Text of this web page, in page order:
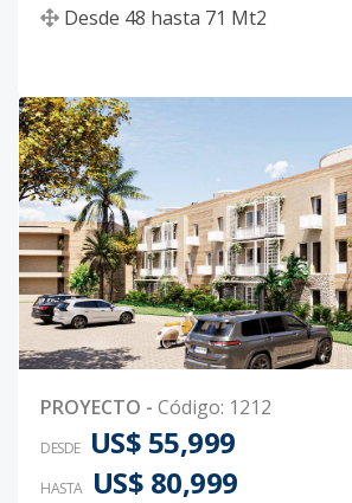
Desde 48 hasta 71 Mt2
PROYECTO - Código: 1212
DESDE US$ 55,999
HASTA US$ 80,999